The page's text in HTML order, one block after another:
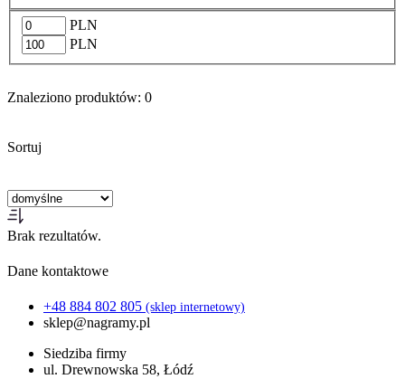
PLN
PLN
Znaleziono produktów: 0
Sortuj
Brak rezultatów.
Dane kontaktowe
+48 884 802 805 (sklep internetowy)
sklep@nagramy.pl
Siedziba firmy
ul. Drewnowska 58, Łódź